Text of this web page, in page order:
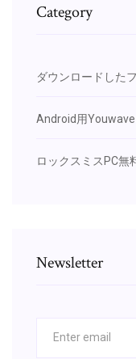
Category
ダウンロードした
Android用
ロックスミスPC無
Newsletter